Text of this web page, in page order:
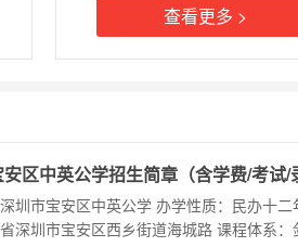
查看更多 >
区中英公学招生简章（含学费/考试/
圳市宝安区中英公学 办学性质：民办十二
深圳市宝安区西乡街道海城路 课程体系：